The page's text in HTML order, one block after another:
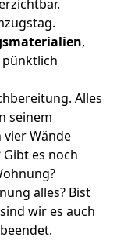
,
pünktlich
Alles
seinem
vier Wände
es noch
alles? Bist
wir es auch